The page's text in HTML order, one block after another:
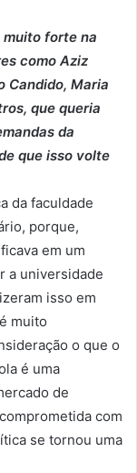
muito forte na
como Aziz
Candido, Maria
que queria
da
que isso volte
da faculdade
porque,
em um
a universidade
isso em
muito
o que o
é uma
de
com
se tornou uma